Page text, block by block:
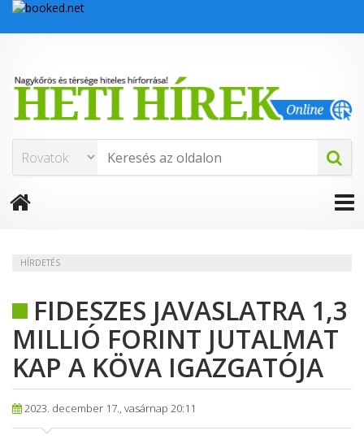
HÍRDETÉS
FIDESZES JAVASLATRA 1,3
MILLIÓ FORINT JUTALMAT
KAP A KÖVA IGAZGATÓJA
2023. december 17., vasárnap 20:11